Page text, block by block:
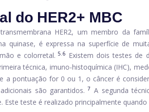
do HER2+ MBC
HER2, um membro da
quinase, é expressa na superfície de
e colorretal. 5.6 Existem dois testes de
técnica, imuno-histoquímica (IHC),
a pontuação for 0 ou 1, o câncer é
são garantidos. 7 A segunda
Este teste é realizado principalmente